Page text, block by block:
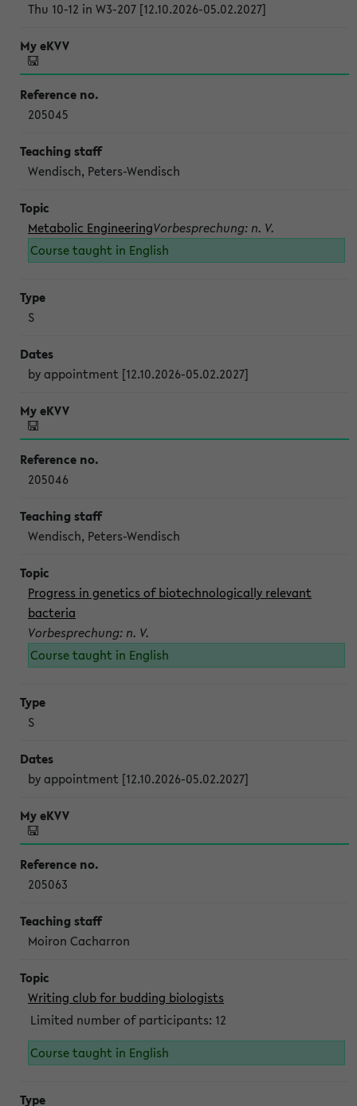
Thu 10-12 in W3-207 [12.10.2026-05.02.2027]
205045
Wendisch, Peters-Wendisch
Metabolic EngineeringVorbesprechung: n. V.
Course taught in English
S
by appointment [12.10.2026-05.02.2027]
205046
Wendisch, Peters-Wendisch
Progress in genetics of biotechnologically relevant
bacteria
Vorbesprechung: n. V.
Course taught in English
S
by appointment [12.10.2026-05.02.2027]
205063
Moiron Cacharron
Writing club for budding biologists
Limited number of participants: 12
Course taught in English